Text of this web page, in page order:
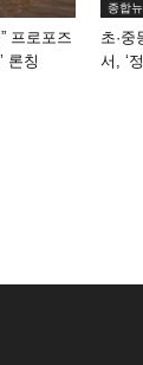
프로포즈
론칭
종합
초·
서, ‘